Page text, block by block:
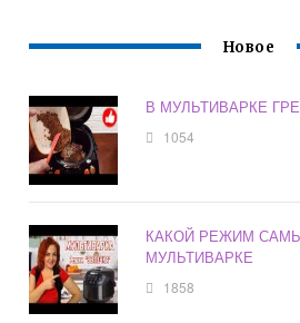
Новое
В МУЛЬТИВАРКЕ
1054
КАКОЙ РЕЖИМ
МУЛЬТИВАРКЕ
1858